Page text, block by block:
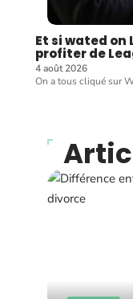
Et si wated on
profiter de
4 août 2026
On a tous cliqué sur